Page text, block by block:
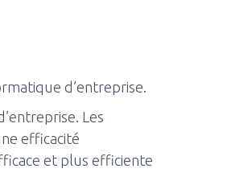
d’entreprise.
Les
efficacité
et plus efficiente